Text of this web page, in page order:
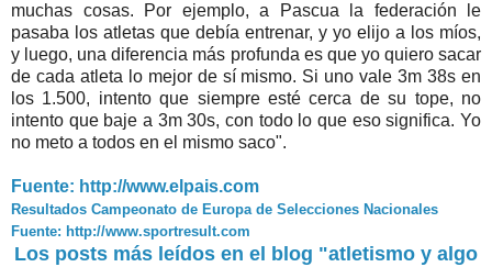
muchas cosas. Por ejemplo, a Pascua la federación le
pasaba los atletas que debía entrenar, y yo elijo a los míos,
y luego, una diferencia más profunda es que yo quiero sacar
de cada atleta lo mejor de sí mismo. Si uno vale 3m 38s en
los 1.500, intento que siempre esté cerca de su tope, no
intento que baje a 3m 30s, con todo lo que eso significa. Yo
no meto a todos en el mismo saco".
Fuente: http://www.elpais.com
Resultados Campeonato de Europa de Selecciones Nacionales
Fuente: http://www.sportresult.com
Los posts más leídos en el blog "atletismo y algo